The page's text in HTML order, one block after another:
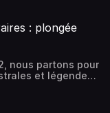
façonner le destin
/ Sound Effects
politique-de-
: plongée
nous partons pour
et légendes
rituels
leurs